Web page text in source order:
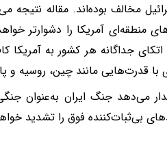
مخالف بوده‌اند. مقاله
منطقه‌ای آمریکا را دشوارتر
اتکای جداگانه هر کشور به
قدرت‌هایی مانند چین، روسیه و
می‌دهد جنگ ایران به‌عنوان
بی‌ثبات‌کننده فوق را تشدید